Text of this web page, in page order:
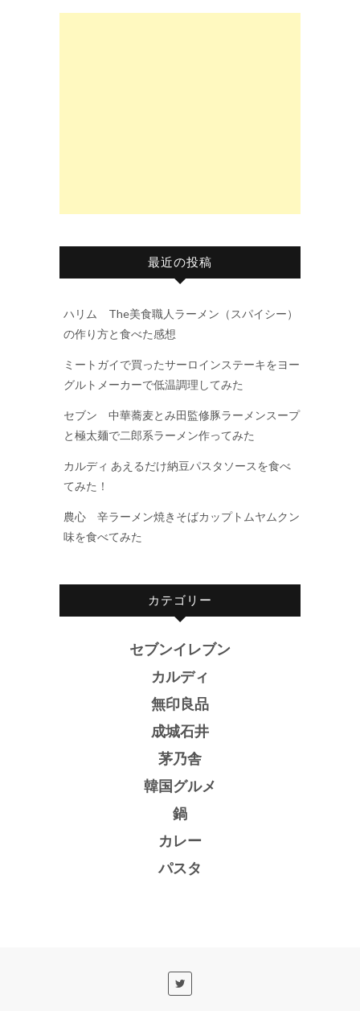
最近の投稿
ハリム The美食職人ラーメン（スパイシー）
の作り方と食べた感想
ミートガイで買ったサーロインステーキをヨー
グルトメーカーで低温調理してみた
セブン 中華蕎麦とみ田監修豚ラーメンスープ
と極太麺で二郎系ラーメン作ってみた
カルディ あえるだけ納豆パスタソースを食べ
てみた！
農心 辛ラーメン焼きそばカップトムヤムクン
味を食べてみた
カテゴリー
セブンイレブン
カルディ
無印良品
成城石井
茅乃舎
韓国グルメ
鍋
カレー
パスタ